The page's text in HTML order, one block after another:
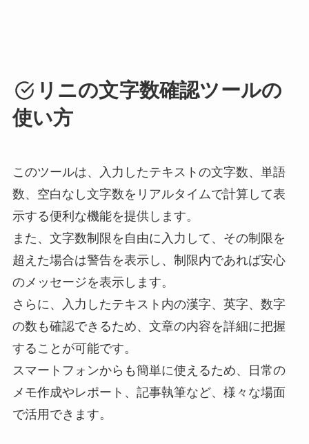
リニの文字数確認ツールの
使い方
このツールは、入力したテキストの文字数、単語
数、空白なし文字数をリアルタイムで計算して表
示する便利な機能を提供します。
また、文字数制限を自由に入力して、その制限を
超えた場合は警告を表示し、制限内であれば安心
のメッセージを表示します。
さらに、入力したテキスト内の漢字、英字、数字
の数も確認できるため、文章の内容を詳細に把握
することが可能です。
スマートフォンからも簡単に使えるため、日常の
メモ作成やレポート、記事執筆など、様々な場面
で活用できます。